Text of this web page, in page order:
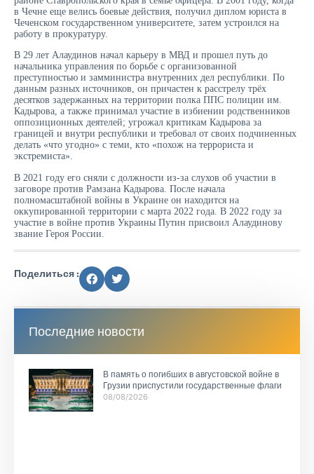
в Чечне еще велись боевые действия, получил диплом юриста в
Чеченском государственном университете, затем устроился на
работу в прокуратуру.
В 29 лет Алаудинов начал карьеру в МВД и прошел путь до
начальника управления по борьбе с организованной
преступностью и замминистра внутренних дел республики. По
данным разных источников, он причастен к расстрелу трёх
десятков задержанных на территории полка ППС полиции им.
Кадырова, а также принимал участие в избиении родственников
оппозиционных деятелей; угрожал критикам Кадырова за
границей и внутри республики и требовал от своих подчиненных
делать «что угодно» с теми, кто «похож на террориста и
экстремиста».
В 2021 году его сняли с должности из-за слухов об участии в
заговоре против Рамзана Кадырова. После начала
полномасштабной войны в Украине он находится на
оккупированной территории с марта 2022 года. В 2022 году за
участие в войне против Украины Путин присвоил Алаудинову
звание Героя России.
Поделиться :
Последние новости
В память о погибших в августовской войне в
Грузии приспустили государственные флаги
08/08/2026